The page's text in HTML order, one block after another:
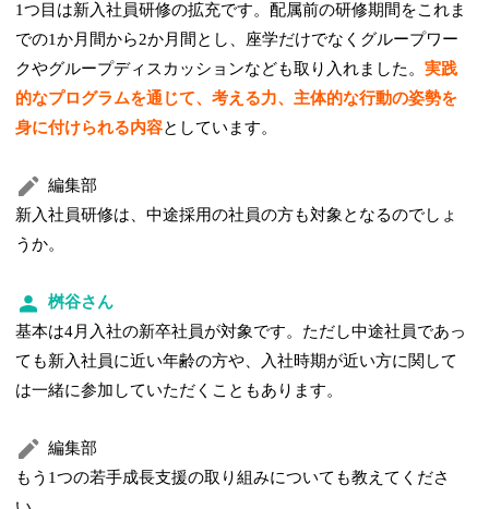
1つ目は新入社員研修の拡充です。配属前の研修期間をこれま
での1か月間から2か月間とし、座学だけでなくグループワー
クやグループディスカッションなども取り入れました。実践
的なプログラムを通じて、考える力、主体的な行動の姿勢を
身に付けられる内容としています。
編集部
新入社員研修は、中途採用の社員の方も対象となるのでしょ
うか。
桝谷さん
基本は4月入社の新卒社員が対象です。ただし中途社員であっ
ても新入社員に近い年齢の方や、入社時期が近い方に関して
は一緒に参加していただくこともあります。
編集部
もう1つの若手成長支援の取り組みについても教えてくださ